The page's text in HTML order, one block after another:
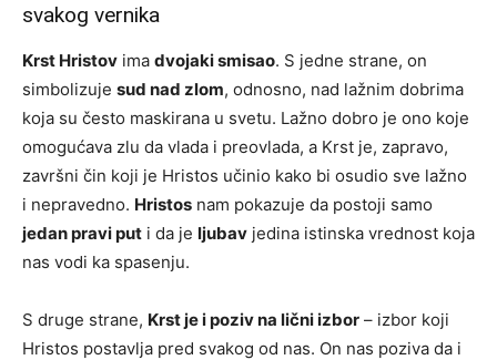
svakog vernika
Krst Hristov ima dvojaki smisao. S jedne strane, on
simbolizuje sud nad zlom, odnosno, nad lažnim dobrima
koja su često maskirana u svetu. Lažno dobro je ono koje
omogućava zlu da vlada i preovlada, a Krst je, zapravo,
završni čin koji je Hristos učinio kako bi osudio sve lažno
i nepravedno. Hristos nam pokazuje da postoji samo
jedan pravi put i da je ljubav jedina istinska vrednost koja
nas vodi ka spasenju.
S druge strane, Krst je i poziv na lični izbor – izbor koji
Hristos postavlja pred svakog od nas. On nas poziva da i